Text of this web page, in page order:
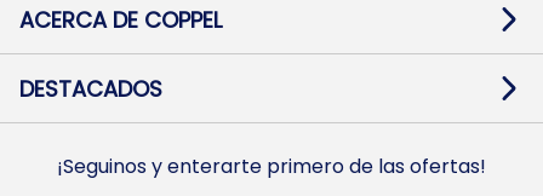
Baja contratos
Defensa al consumidor CABA
ACERCA DE COPPEL
Trabajá con Nosotros
Preguntas Frecuentes
DESTACADOS
Smarts TVs y accesorios
¡Seguinos y enterarte primero de las ofertas!